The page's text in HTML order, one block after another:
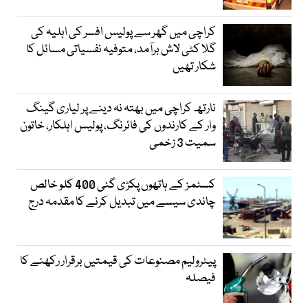
کراچی میں گھر سے پولیس افسر کی اہلیہ کی
گلا کٹی لاش برآمد، متوفیہ نفسیاتی مسائل کا
شکار تھیں
نارتھ کراچی میں بھتہ نہ دینے پر لیاری گینگ
وار کے کارندوں کی فائرنگ، پولیس اہلکار، خاتون
سمیت 3 زخمی
کسٹمز کے ہاتھوں پکڑی گئی 400 کلو خالص
چاندی سیسے میں تبدیل کرنے کا مقدمہ درج
پیٹرولیم مصنوعات کی قیمتیں برقرار رکھنے کا
فیصلہ